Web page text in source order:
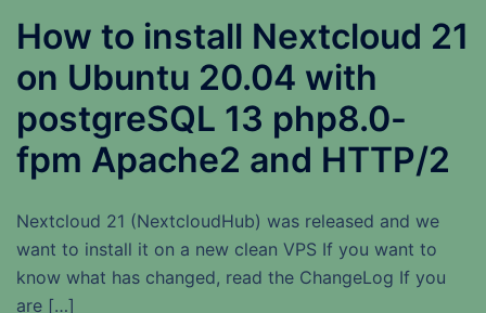
How to install Nextcloud 21
on Ubuntu 20.04 with
postgreSQL 13 php8.0-
fpm Apache2 and HTTP/2
Nextcloud 21 (NextcloudHub) was released and we
want to install it on a new clean VPS If you want to
know what has changed, read the ChangeLog If you
are […]